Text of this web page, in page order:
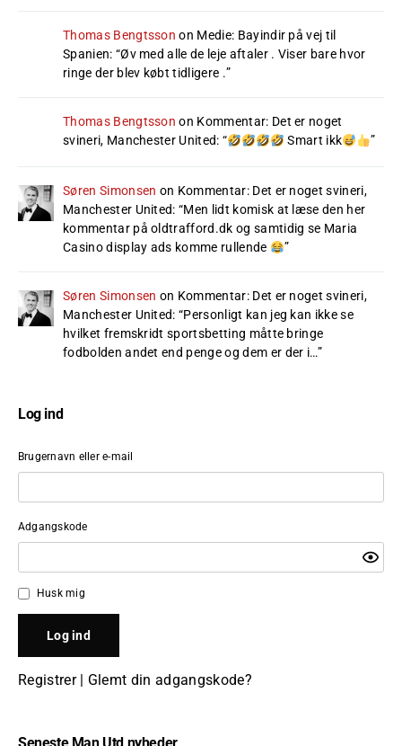
Thomas Bengtsson on Medie: Bayindir på vej til
Spanien: “Øv med alle de leje aftaler . Viser bare hvor
ringe der blev købt tidligere .”
Thomas Bengtsson on Kommentar: Det er noget
svineri, Manchester United: “ Smart ikk ”
Søren Simonsen on Kommentar: Det er noget svineri,
Manchester United: “Men lidt komisk at læse den her
kommentar på oldtrafford.dk og samtidig se Maria
Casino display ads komme rullende
”
Søren Simonsen on Kommentar: Det er noget svineri,
Manchester United: “Personligt kan jeg kan ikke se
hvilket fremskridt sportsbetting måtte bringe
fodbolden andet end penge og dem er der i…”
Log ind
Brugernavn eller e-mail
Adgangskode
Husk mig
Registrer| Glemt din adgangskode?